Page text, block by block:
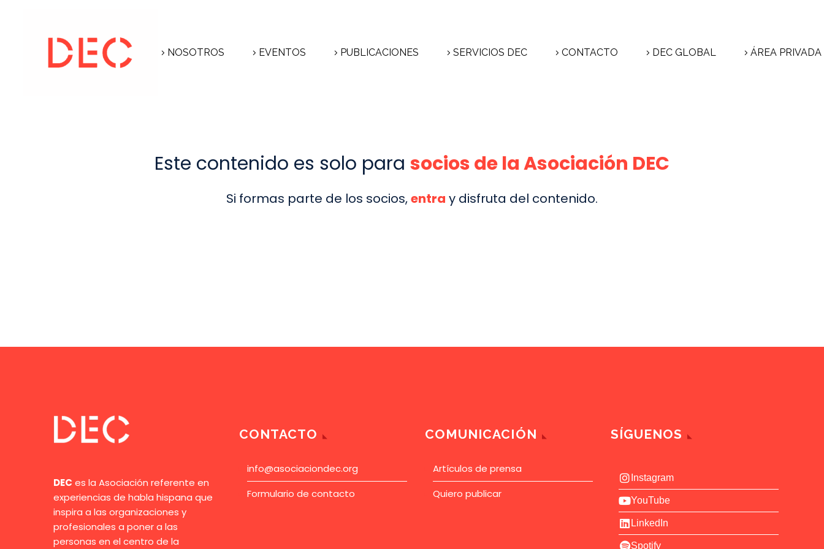
NOSOTROS EVENTOS PUBLICACIONES SERVICIOS DEC CONTACTO DEC GLOBAL ÁREA PRIVADA
Este contenido es solo para socios de la Asociación DEC
Si formas parte de los socios,entra y disfruta del contenido.
DEC es la Asociación referente en
experiencias de habla hispana que
inspira a las organizaciones y
profesionales a poner a las
personas en el centro de la
CONTACTO
info@asociaciondec.org
Formulario de contacto
COMUNICACIÓN
Artículos de prensa
Quiero publicar
SÍGUENOS
Instagram
YouTube
LinkedIn
Spotify